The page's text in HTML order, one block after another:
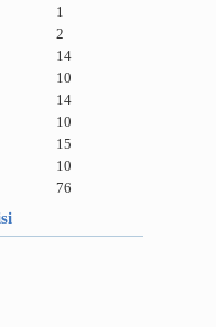
1
2
14
10
14
10
15
10
76